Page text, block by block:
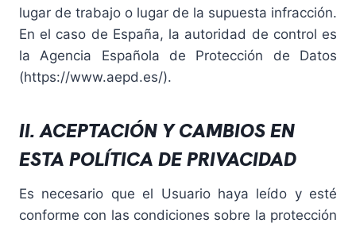
lugar de trabajo o lugar de la supuesta infracción.
En el caso de España, la autoridad de control es
la Agencia Española de Protección de Datos
(https://www.aepd.es/).
II. ACEPTACIÓN Y CAMBIOS EN
ESTA POLÍTICA DE PRIVACIDAD
Es necesario que el Usuario haya leído y esté
conforme con las condiciones sobre la protección